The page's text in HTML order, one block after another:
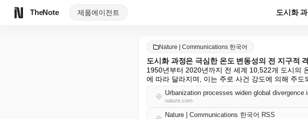
TheNote 제품에이전트
Nature | Communications 한국어
도시화 과정은 극심한 온도 변동성의 전 지구적
1950년부터 2020년까지 전 세계 10,522개 도시의
에 따라 달라지며, 이는 주로 사건 강도에 의해 주
Urbanization processes widen global
nature.com
Nature | Communications 한국어 RSS